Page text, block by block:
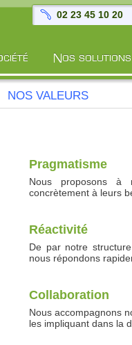
02 23 45 10 20
NOS VALEURS
Pragmatisme
Nous proposons à
concrètement à leurs
Réactivité
De par notre
nous répondons
Collaboration
Nous accompagnons
les impliquant dans la